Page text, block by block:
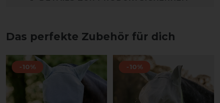
Das perfekte Zubehör für dich
-10% -10%